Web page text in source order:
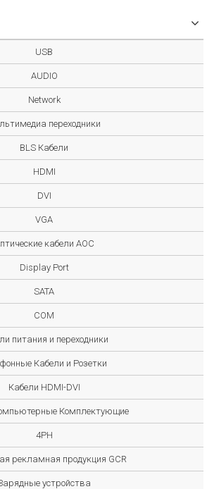
USB
AUDIO
Network
переходники
BLS Кабели
HDMI
DVI
VGA
кабели AOC
Display Port
SATA
COM
питания и переходники
Кабели и Розетки
Кабели HDMI-DVI
Комплектующие
4PH
рекламная продукция GCR
устройства